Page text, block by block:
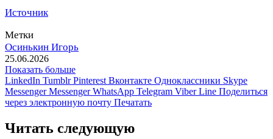
Источник
Метки
Осинькин Игорь
25.06.2026
Показать больше
LinkedIn Tumblr Pinterest Вконтакте Одноклассники Skype
Messenger Messenger WhatsApp Telegram Viber Line Поделиться
через электронную почту Печатать
Читать следующую